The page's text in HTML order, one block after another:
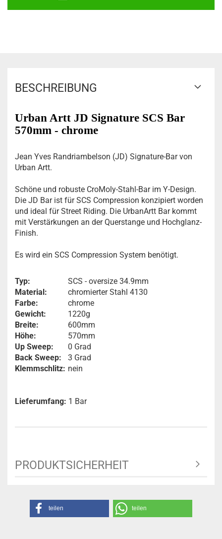
BESCHREIBUNG
Urban Artt JD Signature SCS Bar
570mm - chrome
Jean Yves Randriambelson (JD) Signature-Bar von
Urban Artt.
Schöne und robuste CroMoly-Stahl-Bar im Y-Design.
Die JD Bar ist für SCS Compression konzipiert worden
und ideal für Street Riding. Die UrbanArtt Bar kommt
mit Verstärkungen an der Querstange und Hochglanz-
Finish.
Es wird ein SCS Compression System benötigt.
Typ:
Material:
Farbe:
Gewicht:
Breite:
Höhe:
Up Sweep:
Back Sweep:
Klemmschlitz:
SCS - oversize 34.9mm
chromierter Stahl 4130
chrome
1220g
600mm
570mm
0 Grad
3 Grad
nein
Lieferumfang: 1 Bar
PRODUKTSICHERHEIT
teilen teilen